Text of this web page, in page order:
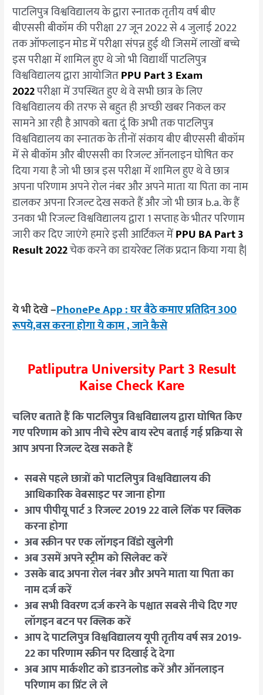
पाटलिपुत्र विश्वविद्यालय के द्वारा स्नातक तृतीय वर्ष बीए
बीएससी बीकॉम की परीक्षा 27 जून 2022 से 4 जुलाई 2022
तक ऑफलाइन मोड में परीक्षा संपन्न हुई थी जिसमें लाखों बच्चे
इस परीक्षा में शामिल हुए थे जो भी विद्यार्थी पाटलिपुत्र
विश्वविद्यालय द्वारा आयोजितPPU Part 3 Exam
2022परीक्षा में उपस्थित हुए थे वे सभी छात्र के लिए
विश्वविद्यालय की तरफ से बहुत ही अच्छी खबर निकल कर
सामने आ रही है आपको बता दूं कि अभी तक पाटलिपुत्र
विश्वविद्यालय का स्नातक के तीनों संकाय बीए बीएससी बीकॉम
में से बीकॉम और बीएससी का रिजल्ट ऑनलाइन घोषित कर
दिया गया है जो भी छात्र इस परीक्षा में शामिल हुए थे वे छात्र
अपना परिणाम अपने रोल नंबर और अपने माता या पिता का नाम
डालकर अपना रिजल्ट देख सकते हैं और जो भी छात्र b.a. के हैं
उनका भी रिजल्ट विश्वविद्यालय द्वारा 1 सप्ताह के भीतर परिणाम
जारी कर दिए जाएंगे हमारे इसी आर्टिकल मेंPPU BA Part 3
Result 2022चेक करने का डायरेक्ट लिंक प्रदान किया गया है|
ये भी देखे –PhonePe App : घर बैठे कमाए प्रतिदिन 300
रूपये,बस करना होगा ये काम , जाने कैसे
Patliputra University Part 3 Result
Kaise Check Kare
चलिए बताते हैं कि पाटलिपुत्र विश्वविद्यालय द्वारा घोषित किए
गए परिणाम को आप नीचे स्टेप बाय स्टेप बताई गई प्रक्रिया से
आप अपना रिजल्ट देख सकते हैं
सबसे पहले छात्रों को पाटलिपुत्र विश्वविद्यालय की
आधिकारिक वेबसाइट पर जाना होगा
आप पीपीयू पार्ट 3 रिजल्ट 2019 22 वाले लिंक पर क्लिक
करना होगा
अब स्क्रीन पर एक लॉगइन विंडो खुलेगी
अब उसमें अपने स्ट्रीम को सिलेक्ट करें
उसके बाद अपना रोल नंबर और अपने माता या पिता का
नाम दर्ज करें
अब सभी विवरण दर्ज करने के पश्चात सबसे नीचे दिए गए
लॉगइन बटन पर क्लिक करें
आप दे पाटलिपुत्र विश्वविद्यालय यूपी तृतीय वर्ष सत्र 2019-
22 का परिणाम स्क्रीन पर दिखाई दे देगा
अब आप मार्कशीट को डाउनलोड करें और ऑनलाइन
परिणाम का प्रिंट ले ले